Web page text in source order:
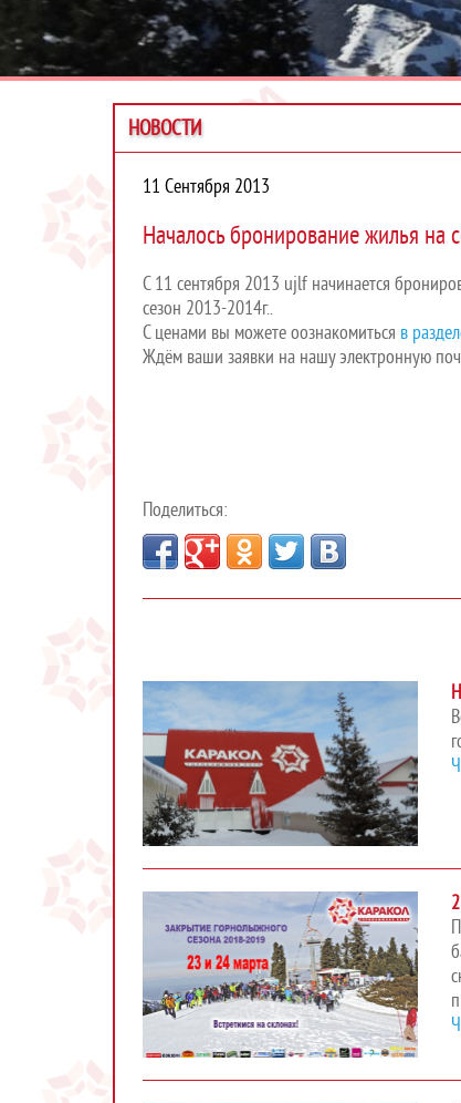
НОВОСТИ
11 Сентября 2013
Началось бронирование жилья на
С 11 сентября 2013 ujlf начинается
сезон 2013-2014г..
С ценами вы можете оознакомиться в
Ждём ваши заявки на нашу электронную
Поделиться: